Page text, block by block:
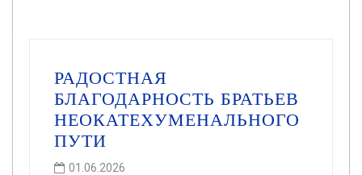
РАДОСТНАЯ
БЛАГОДАРНОСТЬ БРАТЬЕВ
НЕОКАТЕХУМЕНАЛЬНОГО
ПУТИ
01.06.2026